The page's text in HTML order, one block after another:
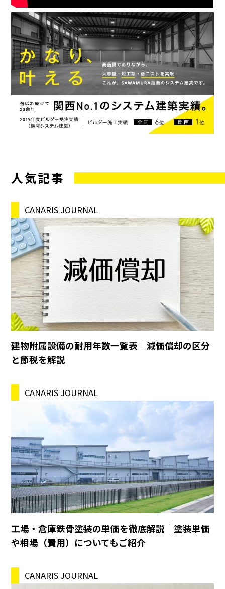
人気記事
CANARIS JOURNAL
建物附属設備の耐用年数一覧表｜減価償却の区分
と節税を解説
CANARIS JOURNAL
工場・倉庫鉄骨塗装の単価を徹底解説｜塗装単価
や相場（費用）についてもご紹介
CANARIS JOURNAL